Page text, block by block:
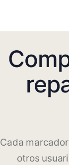
Cada
otros